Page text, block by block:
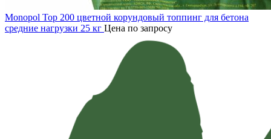
Monopol Top 200 цветной корундовый топпинг для бетона
средние нагрузки 25 кг Цена по запросу